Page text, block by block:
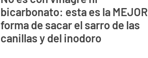
bicarbonato: esta es la MEJOR
forma de sacar el sarro de las
canillas y del inodoro